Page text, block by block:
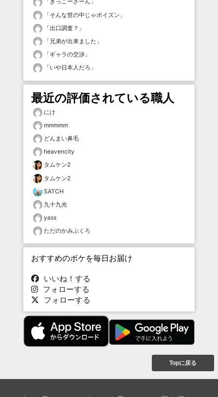
「そんな世の中じゃポイズン 」
「出口調査？ 」
「 兄弟が出来ました 」
「ギャラの交渉 」
「いや日本人だろ 」
最近の評価されている職人
にけ
mmmmm
どんまい鼻毛
heavencity
タムケン2
タムケン2
SATCH
九十九光
yass
ただのかみぶくろ
おすすめのボケを毎日お届け
いいね！する
フォローする
フォローする
Topに戻る